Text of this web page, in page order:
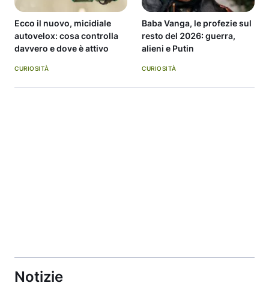
Ecco il nuovo, micidiale
autovelox: cosa controlla
davvero e dove è attivo
CURIOSITÀ
Baba Vanga, le profezie sul
resto del 2026: guerra,
alieni e Putin
CURIOSITÀ
Notizie